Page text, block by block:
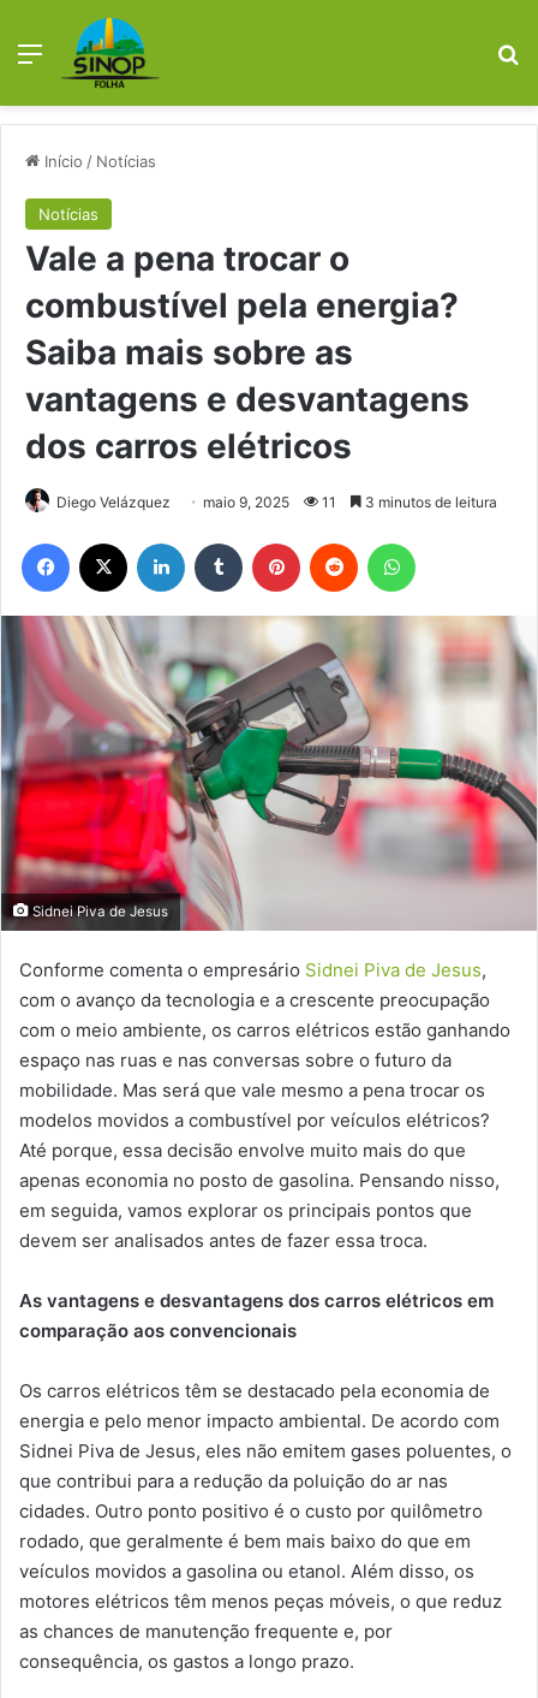
Menu
Início / Notícias
Notícias
Vale a pena trocar o
combustível pela energia?
Saiba mais sobre as
vantagens e desvantagens
dos carros elétricos
Diego Velázquez maio 9, 2025 11 3 minutos de leitura
Facebook Linkedin Tumblr Pinterest Reddit
Sidnei Piva de Jesus
Conforme comenta o empresário Sidnei Piva de Jesus,
com o avanço da tecnologia e a crescente preocupação
com o meio ambiente, os carros elétricos estão ganhando
espaço nas ruas e nas conversas sobre o futuro da
mobilidade. Mas será que vale mesmo a pena trocar os
modelos movidos a combustível por veículos elétricos?
Até porque, essa decisão envolve muito mais do que
apenas economia no posto de gasolina. Pensando nisso,
em seguida, vamos explorar os principais pontos que
devem ser analisados antes de fazer essa troca.
As vantagens e desvantagens dos carros elétricos em
comparação aos convencionais
Os carros elétricos têm se destacado pela economia de
energia e pelo menor impacto ambiental. De acordo com
Sidnei Piva de Jesus, eles não emitem gases poluentes, o
que contribui para a redução da poluição do ar nas
cidades. Outro ponto positivo é o custo por quilômetro
rodado, que geralmente é bem mais baixo do que em
veículos movidos a gasolina ou etanol. Além disso, os
motores elétricos têm menos peças móveis, o que reduz
as chances de manutenção frequente e, por
consequência, os gastos a longo prazo.